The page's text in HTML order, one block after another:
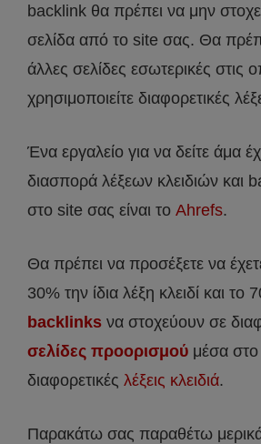
backlink θα πρέπει να μην
σελίδα από το site σας. Θα
άλλες σελίδες εσωτερικές στις
χρησιμοποιείτε διαφορετικές
Ένα εργαλείο για να δείτε άμα
διασπορά λέξεων κλειδιών και
στο site σας είναι το Ahrefs.
Θα πρέπει να προσέξετε να
30% την ίδια λέξη κλειδί και το
backlinks να στοχεύουν σε
σελίδες προορισμού μέσα
διαφορετικές λέξεις κλειδιά.
Παρακάτω σας παραθέτω